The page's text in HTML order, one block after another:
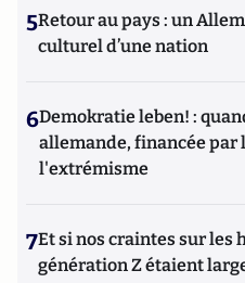
5Retour au pays : un
culturel d’une nation
6Demokratie leben! :
allemande, financée par
l'extrémisme
7Et si nos craintes sur les
génération Z étaient